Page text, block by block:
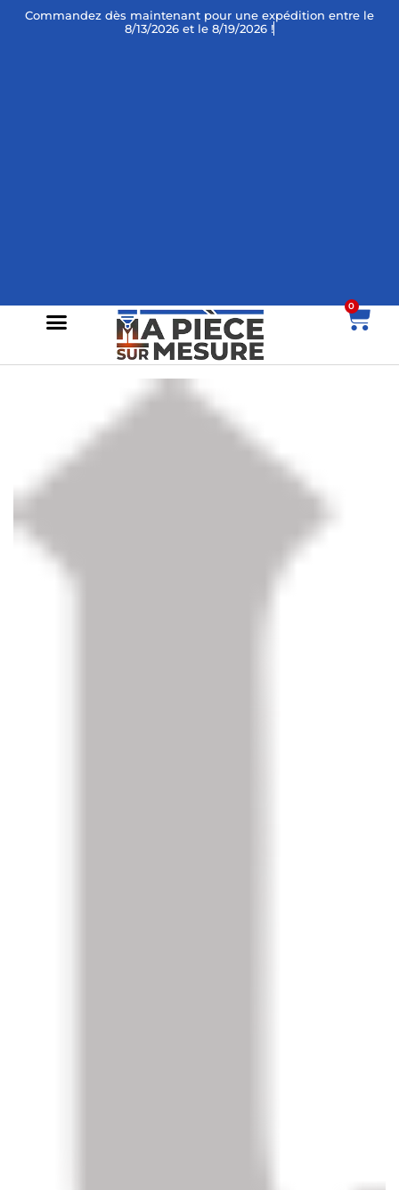
Commandez dès maintenant pour une expédition entre le
8/13/2026 et le 8/19/2026 !
0